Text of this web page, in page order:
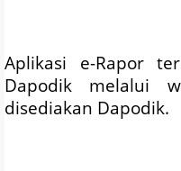
Aplikasi e-Rapor
Dapodik melalui
disediakan Dapodik.